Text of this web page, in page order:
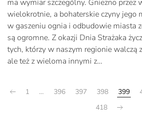
ma wymiar szczególny. Gniezno przez
wielokrotnie, a bohaterskie czyny jego
w gaszeniu ognia i odbudowie miasta
są ogromne. Z okazji Dnia Strażaka
tych, którzy w naszym regionie walczą
ale też z wieloma innymi z…
1 … 396 397 398 399
418